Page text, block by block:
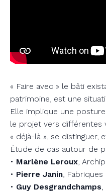
« Faire avec » le bâti
patrimoine, est une
Elle implique une
le projet vers différentes
« déjà-là », se distinguer,
Étude de cas autour de
• Marlène Leroux ,
• Pierre Janin ,
• Guy Desgrandchamps